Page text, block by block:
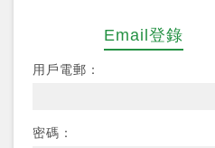
Email登錄
用戶電郵：
密碼：